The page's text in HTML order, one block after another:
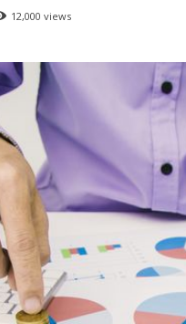
12,000 views